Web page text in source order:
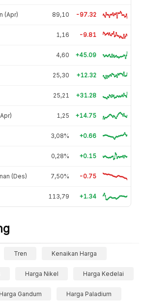
(Apr) 89,10 -97.32
1,16 -9.81
4,60 +45.09
25,30 +12.32
25,21 +31.28
1,25 +14.75
3,08% +0.66
0,28% +0.15
(Des) 7,50% -0.75
113,79 +1.34
Tren Kenaikan Harga
Harga Nikel Harga Kedelai
Harga Gandum Harga Paladium